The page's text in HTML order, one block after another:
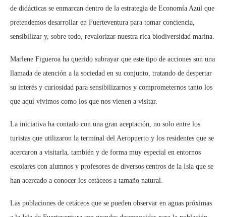
de didácticas se enmarcan dentro de la estrategia de Economía Azul que
pretendemos desarrollar en Fuerteventura para tomar conciencia,
sensibilizar y, sobre todo, revalorizar nuestra rica biodiversidad marina.
Marlene Figueroa ha querido subrayar que este tipo de acciones son una
llamada de atención a la sociedad en su conjunto, tratando de despertar
su interés y curiosidad para sensibilizarnos y comprometernos tanto los
que aquí vivimos como los que nos vienen a visitar.
La iniciativa ha contado con una gran aceptación, no solo entre los
turistas que utilizaron la terminal del Aeropuerto y los residentes que se
acercaron a visitarla, también y de forma muy especial en entornos
escolares con alumnos y profesores de diversos centros de la Isla que se
han acercado a conocer los cetáceos a tamaño natural.
Las poblaciones de cetáceos que se pueden observar en aguas próximas